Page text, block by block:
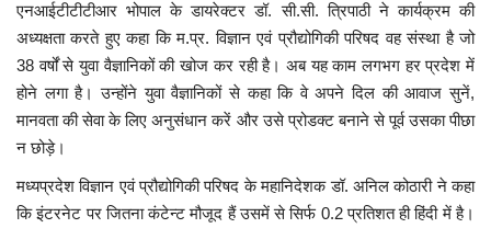
एनआईटीटीटीआर भोपाल के डायरेक्टर डॉ. सी.सी. त्रिपाठी ने कार्यक्रम की
अध्यक्षता करते हुए कहा कि म.प्र. विज्ञान एवं प्रौद्योगिकी परिषद वह संस्था है जो
38 वर्षों से युवा वैज्ञानिकों की खोज कर रही है। अब यह काम लगभग हर प्रदेश में
होने लगा है। उन्होंने युवा वैज्ञानिकों से कहा कि वे अपने दिल की आवाज सुनें,
मानवता की सेवा के लिए अनुसंधान करें और उसे प्रोडक्ट बनाने से पूर्व उसका पीछा
न छोड़े।
मध्यप्रदेश विज्ञान एवं प्रौद्योगिकी परिषद के महानिदेशक डॉ. अनिल कोठारी ने कहा
कि इंटरनेट पर जितना कंटेन्ट मौजूद हैं उसमें से सिर्फ 0.2 प्रतिशत ही हिंदी में है।